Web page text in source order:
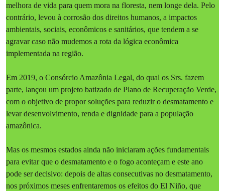
melhora de vida para quem mora na floresta, nem longe dela. Pelo
contrário, levou à corrosão dos direitos humanos, a impactos
ambientais, sociais, econômicos e sanitários, que tendem a se
agravar caso não mudemos a rota da lógica econômica
implementada na região.
Em 2019, o Consórcio Amazônia Legal, do qual os Srs. fazem
parte, lançou um projeto batizado de Plano de Recuperação Verde,
com o objetivo de propor soluções para reduzir o desmatamento e
levar desenvolvimento, renda e dignidade para a população
amazônica.
Mas os mesmos estados ainda não iniciaram ações fundamentais
para evitar que o desmatamento e o fogo aconteçam e este ano
pode ser decisivo: depois de altas consecutivas no desmatamento,
nos próximos meses enfrentaremos os efeitos do El Niño, que